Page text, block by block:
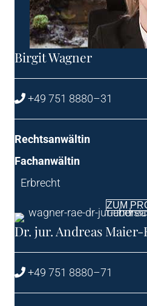
Bir­git Wagner
+49 751 8880–31
Rechts­an­wäl­tin
Fach­an­wäl­tin
Erbrecht
ZUM
Dr. jur. Andre­as
+49 751 8880–71